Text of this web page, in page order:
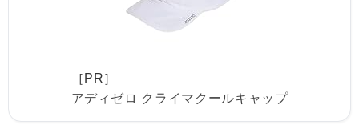
［PR］
アディゼロ クライマクールキャップ